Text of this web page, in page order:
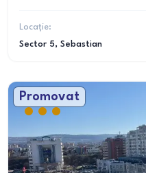
Locație:
Sector 5, Sebastian
Promovat